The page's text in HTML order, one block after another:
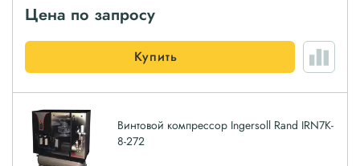
Цена по запросу
Купить
Винтовой компрессор Ingersoll Rand IRN7K-
8-272